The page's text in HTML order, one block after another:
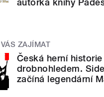
ZAJÍMAT
Česká herní
drobnohledem.
začíná legendární